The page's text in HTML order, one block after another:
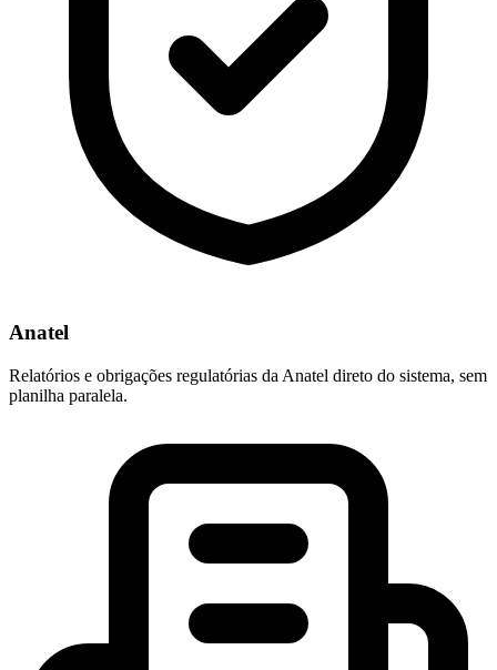
Anatel
Relatórios e obrigações regulatórias da Anatel direto do sistema, sem
planilha paralela.